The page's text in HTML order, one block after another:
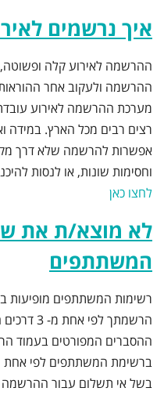
איך נרשמים
ההרשמה לאירוע קלה
ההרשמה ולעקוב אחר
מערכת ההרשמה לאירוע
רצים רבים מכל הארץ.
אפשרות להרשמה שלא דרך
וחסימות שונות, או לנסות
לחצו כאן
לא מוצא/ת את
המשתתפים
רשימות המשתתפים מופיעות
הרשמתך
ההסברים המפורטים בעמוד
בשל אי תשלום עבור